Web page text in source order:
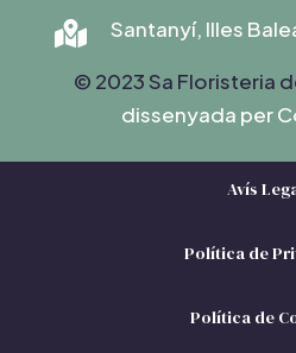

Santanyí, Illes
© 2023 Sa Floristeria
dissenyada per C
Avís
Política de
Política de